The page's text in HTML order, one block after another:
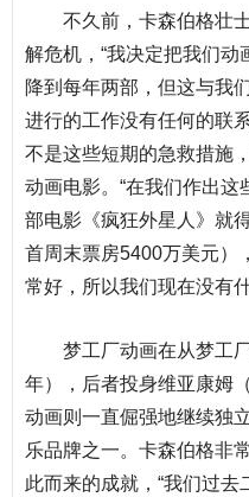
不久前，卡森伯格壮
解危机，“我决定把我们
降到每年两部，但这与我
进行的工作没有任何的联
不是这些短期的急救措施
动画电影。“在我们作出
部电影《疯狂外星人》就
首周末票房5400万美元）
常好，所以我们现在没有
梦工厂动画在从梦工
年），后者投身维亚康姆
动画则一直倔强地继续独
乐品牌之一。卡森伯格非
此而来的成就，“我们过